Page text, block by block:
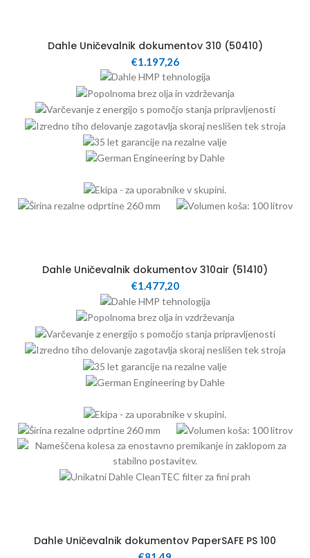
Dahle Uničevalnik dokumentov 310 (50410)
€1.197,26
Dahle Uničevalnik dokumentov 310air (51410)
€1.477,20
Dahle Uničevalnik dokumentov PaperSAFE PS 100